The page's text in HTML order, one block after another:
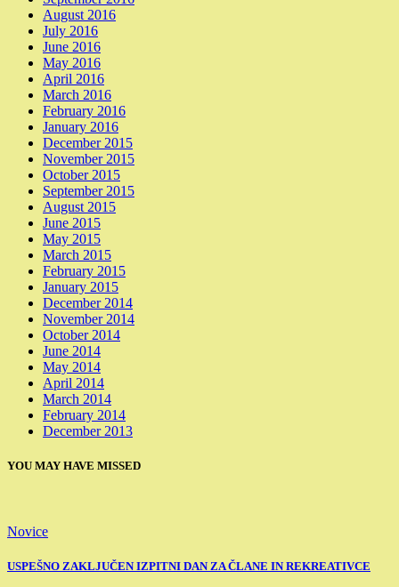
August 2016
July 2016
June 2016
May 2016
April 2016
March 2016
February 2016
January 2016
December 2015
November 2015
October 2015
September 2015
August 2015
June 2015
May 2015
March 2015
February 2015
January 2015
December 2014
November 2014
October 2014
June 2014
May 2014
April 2014
March 2014
February 2014
December 2013
YOU MAY HAVE MISSED
Novice
USPEŠNO ZAKLJUČEN IZPITNI DAN ZA ČLANE IN REKREATIVCE